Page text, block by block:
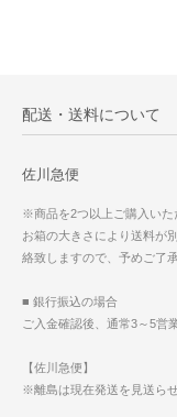
配送・送料について
佐川急便
※商品を2つ以上ご購入いた
お箱の大きさにより送料が
絡致しますので、予めご了
■ 銀行振込の場合
ご入金確認後、通常3～5営
【佐川急便】
※離島は現在発送を見送ら